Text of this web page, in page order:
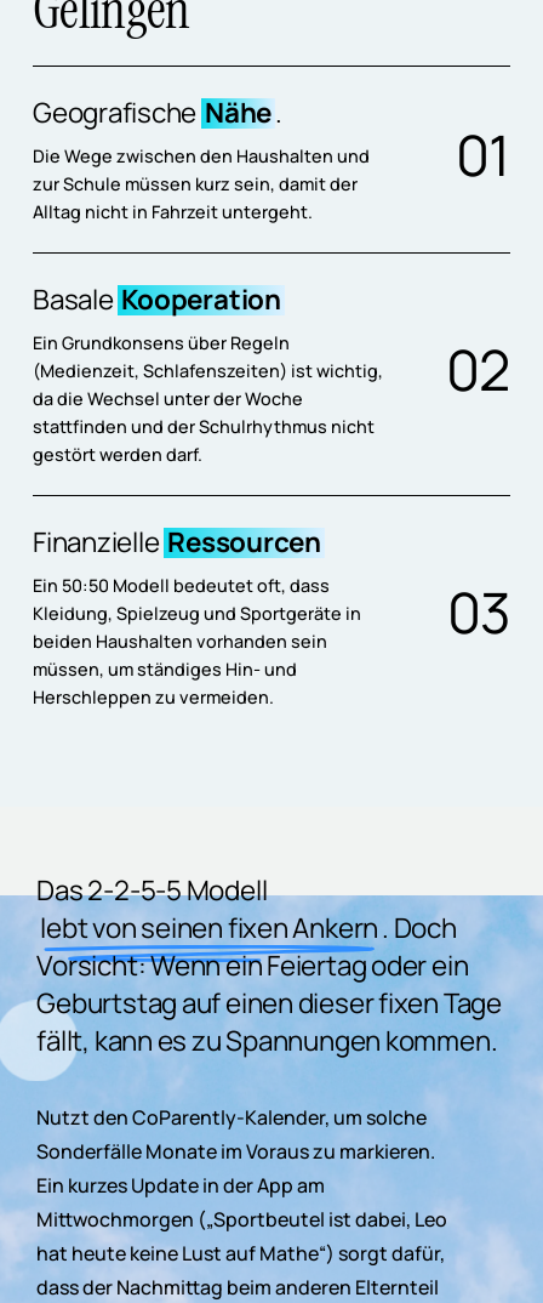
Geografische Nähe.
Die Wege zwischen den Haushalten und
zur Schule müssen kurz sein, damit der
Alltag nicht in Fahrzeit untergeht.
01
Basale Kooperation
Ein Grundkonsens über Regeln
(Medienzeit, Schlafenszeiten) ist wichtig,
da die Wechsel unter der Woche
stattfinden und der Schulrhythmus nicht
gestört werden darf.
02
Finanzielle Ressourcen
Ein 50:50 Modell bedeutet oft, dass
Kleidung, Spielzeug und Sportgeräte in
beiden Haushalten vorhanden sein
müssen, um ständiges Hin- und
Herschleppen zu vermeiden.
03
Das 2-2-5-5 Modell
lebt von seinen fixen Ankern. Doch
Vorsicht: Wenn ein Feiertag oder ein
Geburtstag auf einen dieser fixen Tage
fällt, kann es zu Spannungen kommen.
NutztdenCoParently-Kalender, umsolche
SonderfälleMonateimVorauszu markieren.
Ein kurzesUpdateinderAppam
Mittwochmorgen („Sportbeutel istdabei, Leo
hat heutekeineLustaufMathe“) sorgtdafür,
dassderNachmittag beimanderen Elternteil